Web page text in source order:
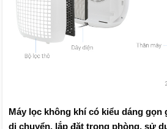
Máy lọc không khí có kiểu dáng gọn
di chuyển, lắp đặt trong phòng, sử